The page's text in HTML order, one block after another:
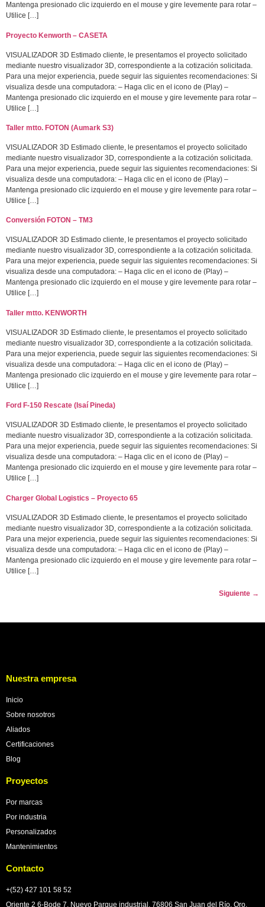
Mantenga presionado clic izquierdo en el mouse y gire levemente para rotar –
Utilice […]
Proyecto Kenworth – CASETA
VISUALIZADOR 3D Estimado cliente, le presentamos el proyecto solicitado
mediante nuestro visualizador 3D, correspondiente a la cotización solicitada.
Para una mejor experiencia, puede seguir las siguientes recomendaciones: Si
visualiza desde una computadora: – Haga clic en el icono de (Play) –
Mantenga presionado clic izquierdo en el mouse y gire levemente para rotar –
Utilice […]
Taller mtto. FOTON (Aumark S3)
VISUALIZADOR 3D Estimado cliente, le presentamos el proyecto solicitado
mediante nuestro visualizador 3D, correspondiente a la cotización solicitada.
Para una mejor experiencia, puede seguir las siguientes recomendaciones: Si
visualiza desde una computadora: – Haga clic en el icono de (Play) –
Mantenga presionado clic izquierdo en el mouse y gire levemente para rotar –
Utilice […]
Conversión FOTON – TM3
VISUALIZADOR 3D Estimado cliente, le presentamos el proyecto solicitado
mediante nuestro visualizador 3D, correspondiente a la cotización solicitada.
Para una mejor experiencia, puede seguir las siguientes recomendaciones: Si
visualiza desde una computadora: – Haga clic en el icono de (Play) –
Mantenga presionado clic izquierdo en el mouse y gire levemente para rotar –
Utilice […]
Taller mtto. KENWORTH
VISUALIZADOR 3D Estimado cliente, le presentamos el proyecto solicitado
mediante nuestro visualizador 3D, correspondiente a la cotización solicitada.
Para una mejor experiencia, puede seguir las siguientes recomendaciones: Si
visualiza desde una computadora: – Haga clic en el icono de (Play) –
Mantenga presionado clic izquierdo en el mouse y gire levemente para rotar –
Utilice […]
Ford F-150 Rescate (Isaí Pineda)
VISUALIZADOR 3D Estimado cliente, le presentamos el proyecto solicitado
mediante nuestro visualizador 3D, correspondiente a la cotización solicitada.
Para una mejor experiencia, puede seguir las siguientes recomendaciones: Si
visualiza desde una computadora: – Haga clic en el icono de (Play) –
Mantenga presionado clic izquierdo en el mouse y gire levemente para rotar –
Utilice […]
Charger Global Logistics – Proyecto 65
VISUALIZADOR 3D Estimado cliente, le presentamos el proyecto solicitado
mediante nuestro visualizador 3D, correspondiente a la cotización solicitada.
Para una mejor experiencia, puede seguir las siguientes recomendaciones: Si
visualiza desde una computadora: – Haga clic en el icono de (Play) –
Mantenga presionado clic izquierdo en el mouse y gire levemente para rotar –
Utilice […]
Siguiente →
Nuestra empresa
Inicio
Sobre nosotros
Aliados
Certificaciones
Blog
Proyectos
Por marcas
Por industria
Personalizados
Mantenimientos
Contacto
+(52) 427 101 58 52
Oriente 2 6-Bode 7, Nuevo Parque industrial, 76806 San Juan del Río, Qro.